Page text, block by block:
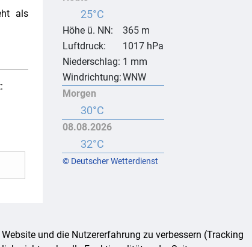
als
25°C
Höhe ü. NN:
365 m
Luftdruck:
1017 hPa
Niederschlag: 1 mm
Windrichtung:WNW
Morgen
30°C
08.08.2026
32°C
© Deutscher Wetterdienst
und die Nutzererfahrung zu verbessern (Tracking